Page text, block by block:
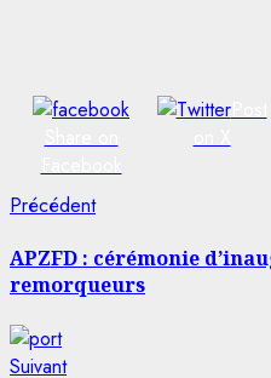
Post
Navigation
d’article
PrécédentArticle
APZFD : cérémonie
remorqueurs
SuivantArticle